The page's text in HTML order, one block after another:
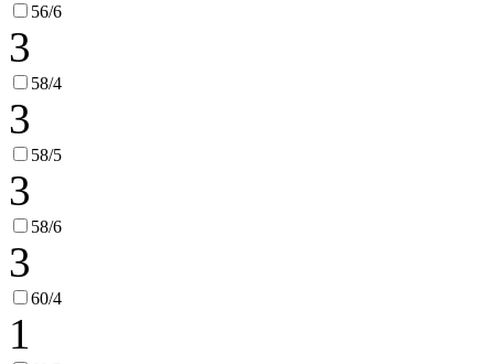
56/6
3
58/4
3
58/5
3
58/6
3
60/4
1